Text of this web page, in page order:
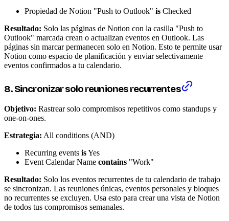
Propiedad de Notion "Push to Outlook" is Checked
Resultado: Solo las páginas de Notion con la casilla "Push to
Outlook" marcada crean o actualizan eventos en Outlook. Las
páginas sin marcar permanecen solo en Notion. Esto te permite usar
Notion como espacio de planificación y enviar selectivamente
eventos confirmados a tu calendario.
8. Sincronizar solo reuniones recurrentes
Objetivo: Rastrear solo compromisos repetitivos como standups y
one-on-ones.
Estrategia: All conditions (AND)
Recurring events isYes
Event Calendar Name contains "Work"
Resultado: Solo los eventos recurrentes de tu calendario de trabajo
se sincronizan. Las reuniones únicas, eventos personales y bloques
no recurrentes se excluyen. Usa esto para crear una vista de Notion
de todos tus compromisos semanales.